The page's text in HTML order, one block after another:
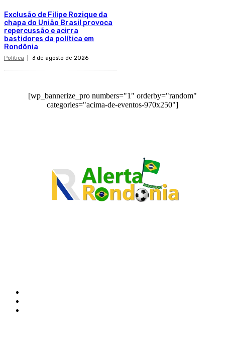
Exclusão de Filipe Rozique da
chapa do União Brasil provoca
repercussão e acirra
bastidores da política em
Rondônia
Política 3 de agosto de 2026
[wp_bannerize_pro numbers="1" orderby="random"
categories="acima-de-eventos-970x250"]